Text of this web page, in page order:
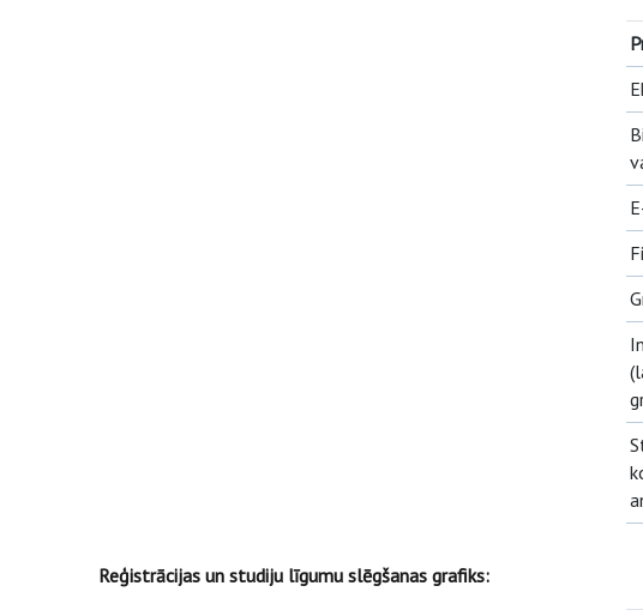
Reģistrācijas un studiju līgumu slēgšanas grafiks: